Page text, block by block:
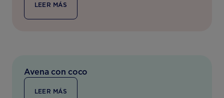
LEER MÁS
Avena con coco
LEER MÁS